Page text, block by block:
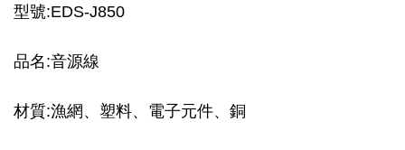
型號:EDS-J850
品名:音源線
材質:漁網、塑料、電子元件、銅